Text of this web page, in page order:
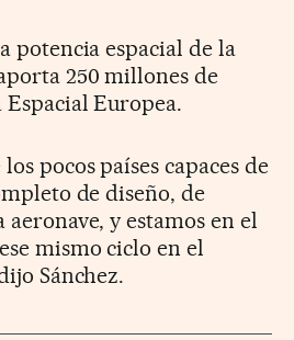
potencia espacial de la
250 millones de
Europea.
pocos países capaces de
de diseño, de
y estamos en el
mismo ciclo en el
Sánchez.